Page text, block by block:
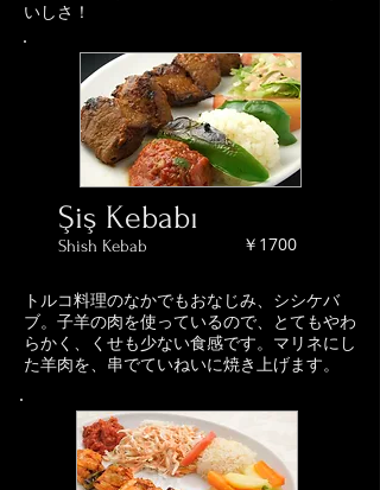
いしさ！
Şiş Kebabı
Shish Kebab ￥1700
トルコ料理のなかでもおなじみ、シシケバ
ブ。子羊の肉を使っているので、とてもやわ
らかく、くせも少ない食感です。マリネにし
た羊肉を、串でていねいに焼き上げます。